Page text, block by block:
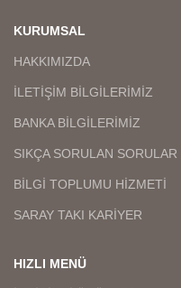
KURUMSAL
HAKKIMIZDA
İLETİŞİM BİLGİLERİMİZ
BANKA BİLGİLERİMİZ
SIKÇA SORULAN SORULAR
BİLGİ TOPLUMU HİZMETİ
SARAY TAKI KARİYER
HIZLI MENÜ